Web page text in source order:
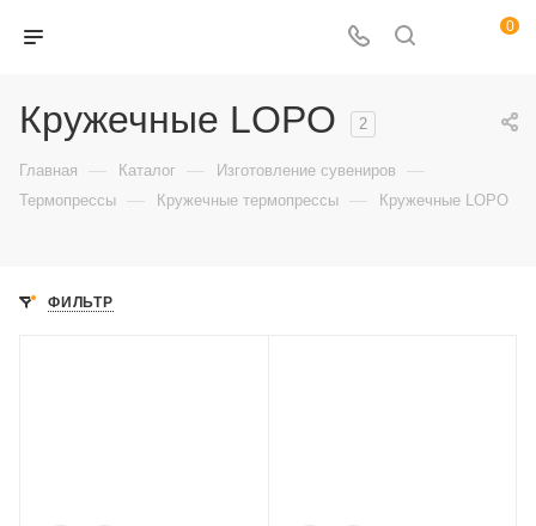
0
Кружечные LOPO 2
Главная — Каталог — Изготовление сувениров —
Термопрессы — Кружечные термопрессы — Кружечные LOPO
ФИЛЬТР